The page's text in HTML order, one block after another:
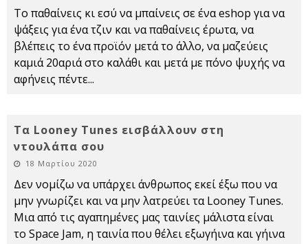
Το παθαίνεις κι εσύ να μπαίνεις σε ένα eshop για να
ψάξεις για ένα τζιν και να παθαίνεις έρωτα, να
βλέπεις το ένα προϊόν μετά το άλλο, να μαζεύεις
καμιά 20αριά στο καλάθι και μετά με πόνο ψυχής να
αφήνεις πέντε...
Τα Looney Tunes εισβάλλουν στη
ντουλάπα σου
18 Μαρτίου 2020
Δεν νομίζω να υπάρχει άνθρωπος εκεί έξω που να
μην γνωρίζει και να μην λατρεύει τα Looney Tunes.
Μια από τις αγαπημένες μας ταινίες μάλιστα είναι
το Space Jam, η ταινία που θέλει εξωγήινα και γήινα